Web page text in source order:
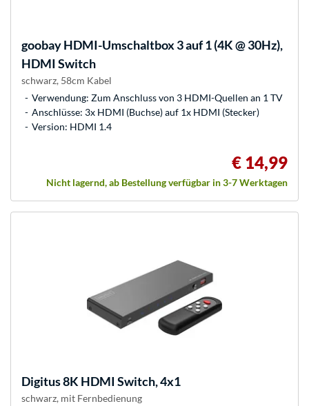
goobayHDMI-Umschaltbox 3 auf 1 (4K @ 30Hz),
HDMI Switch
schwarz, 58cm Kabel
Verwendung: Zum Anschluss von 3 HDMI-Quellen an 1 TV
Anschlüsse: 3x HDMI (Buchse) auf 1x HDMI (Stecker)
Version: HDMI 1.4
€ 14,99
Nicht lagernd, ab Bestellung verfügbar in 3-7 Werktagen
Digitus8K HDMI Switch, 4x1
schwarz, mit Fernbedienung